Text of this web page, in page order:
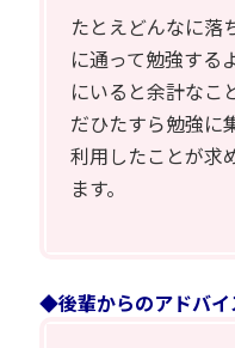
たとえどんなに落
に通って勉強する
にいると余計なこ
だひたすら勉強に
利用したことが求
ます。
◆後輩からのアドバ